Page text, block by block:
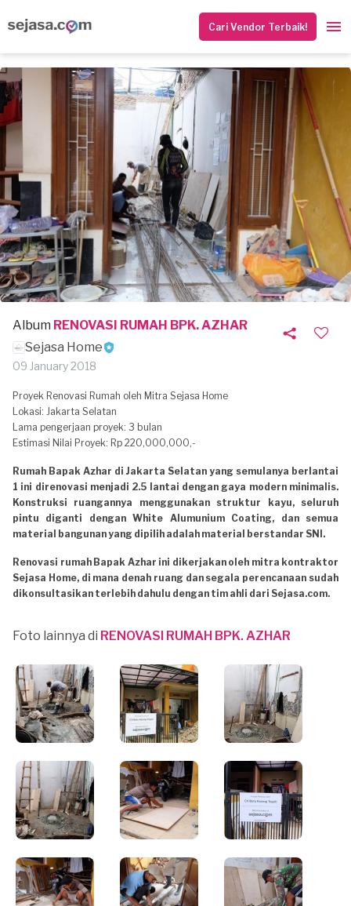
Cari Vendor Terbaik!
Album RENOVASI RUMAH BPK. AZHAR
Sejasa Home
09 January 2018
Proyek Renovasi Rumah oleh Mitra Sejasa Home
Lokasi: Jakarta Selatan
Lama pengerjaan proyek: 3 bulan
Estimasi Nilai Proyek: Rp 220,000,000,-
Rumah Bapak Azhar di Jakarta Selatan yang semulanya berlantai
1 ini direnovasi menjadi 2.5 lantai dengan gaya modern minimalis.
Konstruksi ruangannya menggunakan struktur kayu, seluruh
pintu diganti dengan White Alumunium Coating, dan semua
material bangunan yang dipilih adalah material berstandar SNI.
Renovasi rumah Bapak Azhar ini dikerjakan oleh mitra kontraktor
Sejasa Home, di mana denah ruang dan segala perencanaan sudah
dikonsultasikan terlebih dahulu dengan tim ahli dari Sejasa.com.
Foto lainnya di RENOVASI RUMAH BPK. AZHAR